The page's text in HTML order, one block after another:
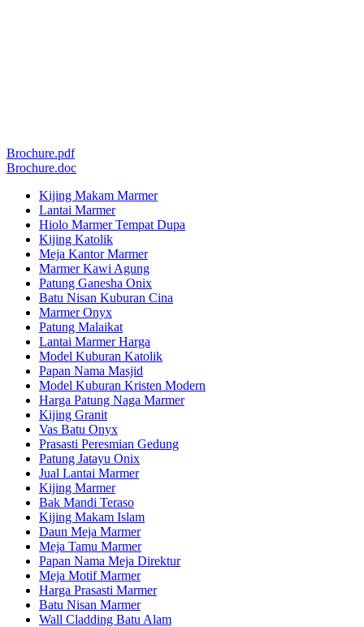
Brochure.pdf
Brochure.doc
Kijing Makam Marmer
Lantai Marmer
Hiolo Marmer Tempat Dupa
Kijing Katolik
Meja Kantor Marmer
Marmer Kawi Agung
Patung Ganesha Onix
Batu Nisan Kuburan Cina
Marmer Onyx
Patung Malaikat
Lantai Marmer Harga
Model Kuburan Katolik
Papan Nama Masjid
Model Kuburan Kristen Modern
Harga Patung Naga Marmer
Kijing Granit
Vas Batu Onyx
Prasasti Peresmian Gedung
Patung Jatayu Onix
Jual Lantai Marmer
Kijing Marmer
Bak Mandi Teraso
Kijing Makam Islam
Daun Meja Marmer
Meja Tamu Marmer
Papan Nama Meja Direktur
Meja Motif Marmer
Harga Prasasti Marmer
Batu Nisan Marmer
Wall Cladding Batu Alam